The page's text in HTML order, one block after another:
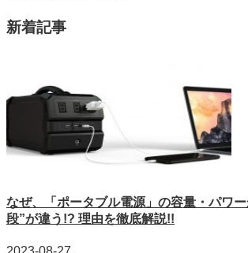
新着記事
なぜ、「ポータブル電源」の容量・パワ
段”が違う!? 理由を徹底解説!!